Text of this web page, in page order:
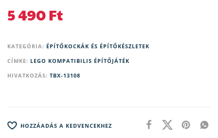
5 490Ft
KATEGÓRIA: ÉPÍTŐKOCKÁK ÉS ÉPÍTŐKÉSZLETEK
CÍMKE: LEGO KOMPATIBILIS ÉPÍTŐJÁTÉK
HIVATKOZÁS: TBX-13108
HOZZÁADÁS A KEDVENCEKHEZ